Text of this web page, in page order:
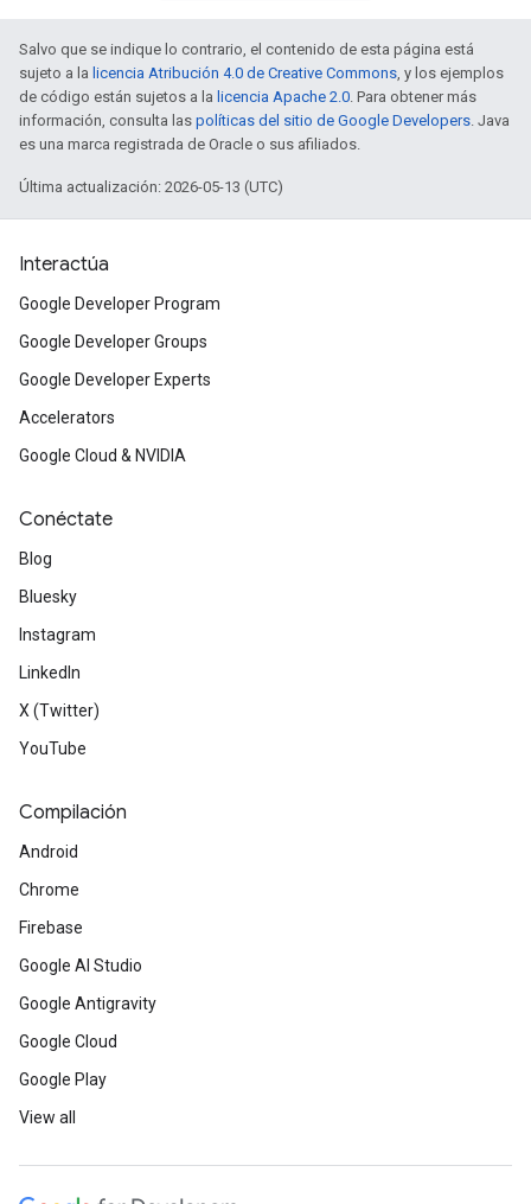
Salvo que se indique lo contrario, el contenido de esta página está
sujeto a la licencia Atribución 4.0 de Creative Commons , y los ejemplos
de código están sujetos a la licencia Apache 2.0 . Para obtener más
información, consulta las políticas del sitio de Google Developers . Java
es una marca registrada de Oracle o sus afiliados.
Última actualización: 2026-05-13 (UTC)
Interactúa
Google Developer Program
Google Developer Groups
Google Developer Experts
Accelerators
Google Cloud & NVIDIA
Conéctate
Blog
Bluesky
Instagram
LinkedIn
X (Twitter)
YouTube
Compilación
Android
Chrome
Firebase
Google AI Studio
Google Antigravity
Google Cloud
Google Play
View all